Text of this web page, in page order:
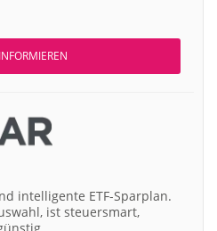
intelligente ETF-Sparplan.
ist steuersmart,